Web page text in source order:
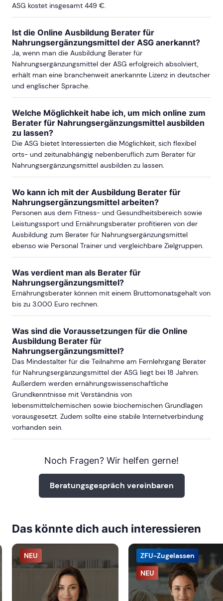
ASG kostet insgesamt 449 €.
Ist die Online Ausbildung Berater für
Nahrungsergänzungsmittel der ASG anerkannt?
Ja, wenn man die Ausbildung Berater für
Nahrungsergänzungsmittel der ASG erfolgreich absolviert,
erhält man eine branchenweit anerkannte Lizenz in deutscher
und englischer Sprache.
Welche Möglichkeit habe ich, um mich online zum
Berater für Nahrungsergänzungsmittel ausbilden
zu lassen?
Die ASG bietet Interessierten die Möglichkeit, sich flexibel
orts- und zeitunabhängig nebenberuflich zum Berater für
Nahrungsergänzungsmittel ausbilden zu lassen.
Wo kann ich mit der Ausbildung Berater für
Nahrungsergänzungsmittel arbeiten?
Personen aus dem Fitness- und Gesundheitsbereich sowie
Leistungssport und Ernährungsberater profitieren von der
Ausbildung zum Berater für Nahrungsergänzungsmittel
ebenso wie Personal Trainer und vergleichbare Zielgruppen.
Was verdient man als Berater für
Nahrungsergänzungsmittel?
Ernährungsberater können mit einem Bruttomonatsgehalt von
bis zu 3.000 Euro rechnen.
Was sind die Voraussetzungen für die Online
Ausbildung Berater für
Nahrungsergänzungsmittel?
Das Mindestalter für die Teilnahme am Fernlehrgang Berater
für Nahrungsergänzungsmittel der ASG liegt bei 18 Jahren.
Außerdem werden ernährungswissenschaftliche
Grundkenntnisse mit Verständnis von
lebensmittelchemischen sowie biochemischen Grundlagen
vorausgesetzt. Zudem sollte eine stabile Internetverbindung
vorhanden sein.
Noch Fragen? Wir helfen gerne!
Beratungsgespräch vereinbaren
Das könnte dich auch interessieren
NEU
NEU
ZFU-Zugelassen